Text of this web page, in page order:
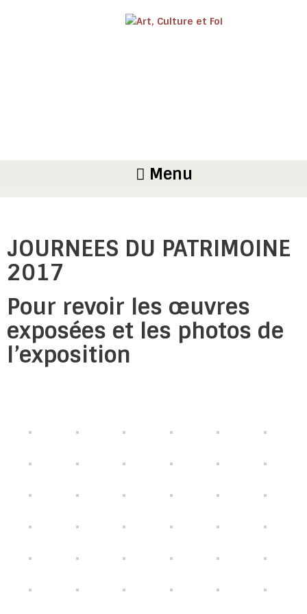
Menu
JOURNEES DU PATRIMOINE
2017
Pour revoir les œuvres
exposées et les photos de
l’exposition